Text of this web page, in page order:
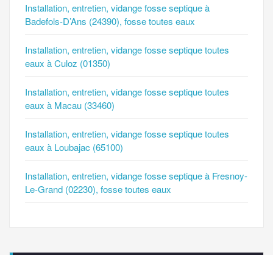
Installation, entretien, vidange fosse septique à
Badefols-D’Ans (24390), fosse toutes eaux
Installation, entretien, vidange fosse septique toutes
eaux à Culoz (01350)
Installation, entretien, vidange fosse septique toutes
eaux à Macau (33460)
Installation, entretien, vidange fosse septique toutes
eaux à Loubajac (65100)
Installation, entretien, vidange fosse septique à Fresnoy-
Le-Grand (02230), fosse toutes eaux